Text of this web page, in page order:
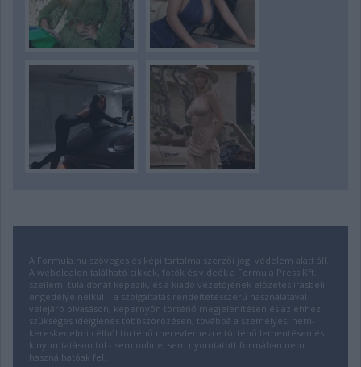
A Formula.hu szöveges és képi tartalma szerzői jogi védelem alatt áll.
A weboldalon található cikkek, fotók és videók a Formula Press Kft.
szellemi tulajdonát képezik, és a kiadó vezetőjének előzetes írásbeli
engedélye nélkül – a szolgáltatás rendeltetésszerű használatával
velejáró olvasáson, képernyőn történő megjelenítésen és az ehhez
szükséges ideiglenes többszörözésen, továbbá a személyes, nem-
kereskedelmi célból történő merevlemezre történő lementésen és
kinyomtatáson túl - sem online, sem nyomtatott formában nem
használhatóak fel.